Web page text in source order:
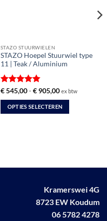
STAZO STUURWIELEN
STAZO Hoepel Stuurwiel type
11 | Teak / Aluminium
Gewaardeerd
5uit 5
€545,00 - €905,00Prijsklasse:
tot
€ 905,00
ex btw
OPTIES SELECTEREN
Kramerswei 4G
8723 EW Koudum
06 5782 4278